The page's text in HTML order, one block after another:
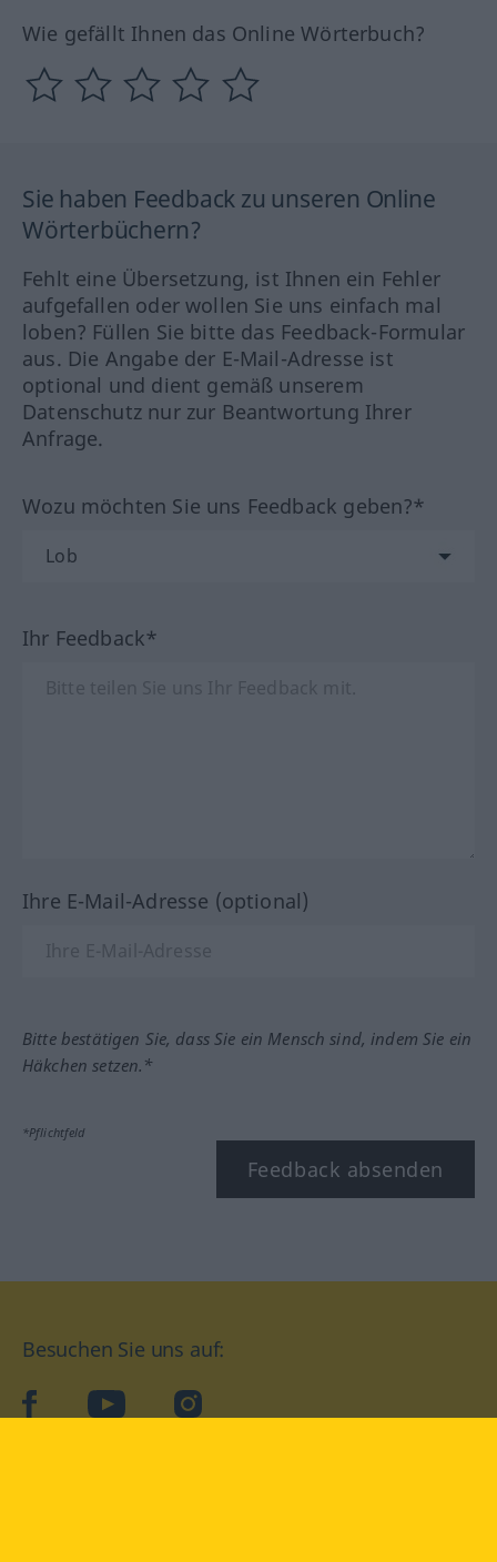
Wie gefällt Ihnen das Online Wörterbuch?
Sie haben Feedback zu unseren Online
Wörterbüchern?
Fehlt eine Übersetzung, ist Ihnen ein Fehler
aufgefallen oder wollen Sie uns einfach mal
loben? Füllen Sie bitte das Feedback-Formular
aus. Die Angabe der E-Mail-Adresse ist
optional und dient gemäß unserem
Datenschutz nur zur Beantwortung Ihrer
Anfrage.
Wozu möchten Sie uns Feedback geben?*
Ihr Feedback*
Ihre E-Mail-Adresse (optional)
Bitte bestätigen Sie, dass Sie ein Mensch sind, indem Sie ein
Häkchen setzen.*
*Pflichtfeld
Feedback absenden
Besuchen Sie uns auf:
facebookYouTube Instagram